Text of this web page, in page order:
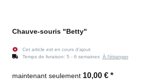
Chauve-souris "Betty"
Cet article est en cours d'ajout
Temps de livraison: 5 - 6 semaines À l'étranger
maintenant seulement 10,00 € *